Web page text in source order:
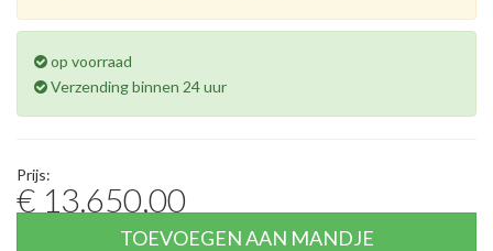
op voorraad
Verzending binnen 24 uur
Prijs:
€ 13.650,00
TOEVOEGEN AAN MANDJE